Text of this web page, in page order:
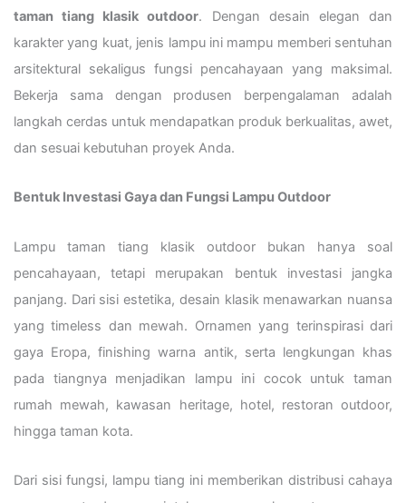
taman tiang klasik outdoor. Dengan desain elegan dan
karakter yang kuat, jenis lampu ini mampu memberi sentuhan
arsitektural sekaligus fungsi pencahayaan yang maksimal.
Bekerja sama dengan produsen berpengalaman adalah
langkah cerdas untuk mendapatkan produk berkualitas, awet,
dan sesuai kebutuhan proyek Anda.
Bentuk Investasi Gaya dan Fungsi Lampu Outdoor
Lampu taman tiang klasik outdoor bukan hanya soal
pencahayaan, tetapi merupakan bentuk investasi jangka
panjang. Dari sisi estetika, desain klasik menawarkan nuansa
yang timeless dan mewah. Ornamen yang terinspirasi dari
gaya Eropa, finishing warna antik, serta lengkungan khas
pada tiangnya menjadikan lampu ini cocok untuk taman
rumah mewah, kawasan heritage, hotel, restoran outdoor,
hingga taman kota.
Dari sisi fungsi, lampu tiang ini memberikan distribusi cahaya